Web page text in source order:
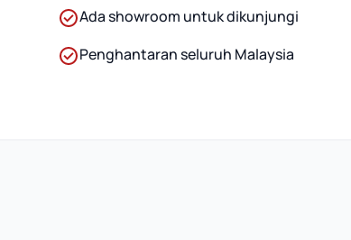
Ada showroom untuk dikunjungi
Penghantaran seluruh Malaysia